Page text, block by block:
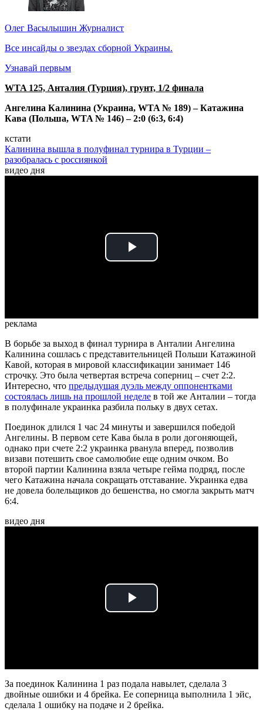
Олег Васылышин Журналист
Все инсайды о звездах сборной Украины.
Узнавай первым
WTA 125, Анталия (Турция), грунт, 1/2 финала
Ангелина Калинина (Украина, WTA № 189) – Катажина
Кава (Польша, WTA № 146) – 2:0 (6:3, 6:4)
кстати
Калинина вышла в полуфинал турнира в Турции –
разобралась с россиянкой
видео дня
Play
реклама
В борьбе за выход в финал турнира в Анталии Ангелина
Калинина сошлась с представительницей Польши Катажиной
Кавой, которая в мировой классификации занимает 146
строчку. Это была четвертая встреча соперниц – счет 2:2.
Интересно, что предыдущая дуэль между оппонентками
состоялась лишь на прошлой неделе в той же Анталии – тогда
в полуфинале украинка разбила польку в двух сетах.
Поединок длился 1 час 24 минуты и завершился победой
Ангелины. В первом сете Кава была в роли догоняющей,
однако при счете 2:2 украинка рванула вперед, позволив
визави потешить свое самолюбие еще одним очком. Во
второй партии Калинина взяла четыре гейма подряд, после
чего Катажина начала сокращать отставание. Украинка едва
не довела болельщиков до бешенства, но смогла закрыть матч
6:4.
видео дня
Play
За поединок Калинина 1 раз подала навылет, сделала 3
двойные ошибки и 4 брейка. Ее соперница выполнила 1 эйс,
сделала 1 ошибку на подаче и 2 брейка.